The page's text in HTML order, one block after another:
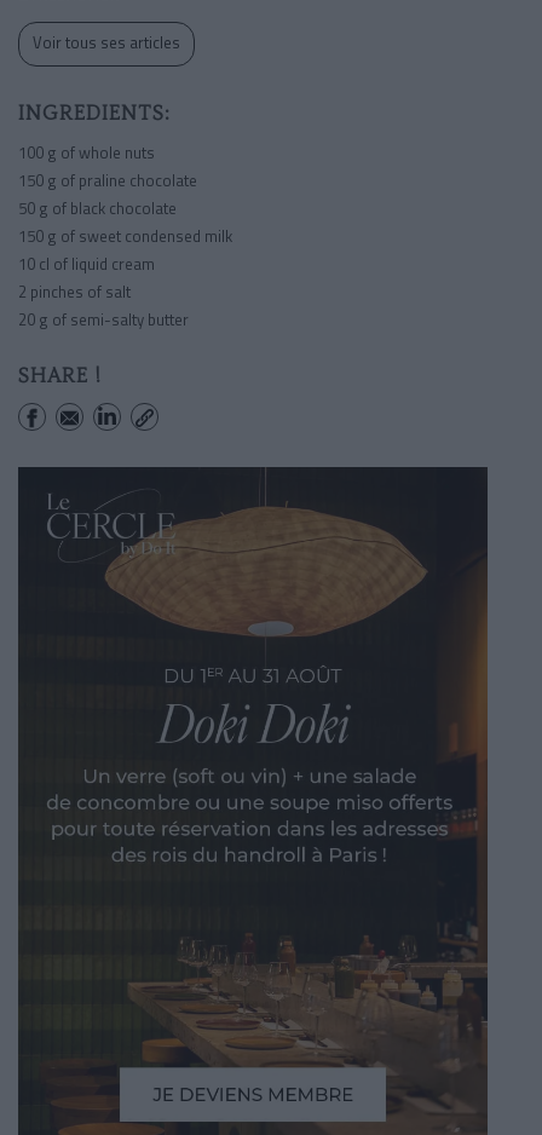
Voir tous ses articles
INGREDIENTS:
100 g of whole nuts
150 g of praline chocolate
50 g of black chocolate
150 g of sweet condensed milk
10 cl of liquid cream
2 pinches of salt
20 g of semi-salty butter
SHARE !